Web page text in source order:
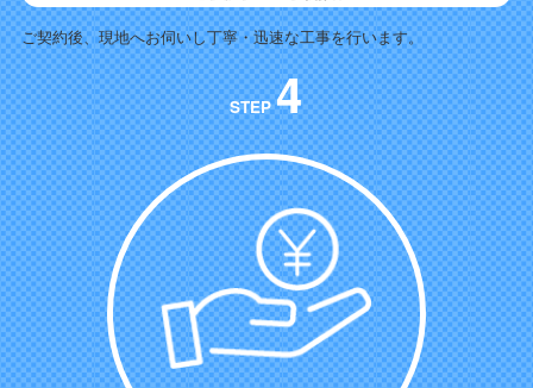
ご契約後、現地へお伺いし丁寧・迅速な工事を行います。
STEP4